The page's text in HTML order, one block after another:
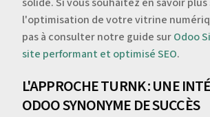
l'optimisation de votre vitrine
pas à consulter notre guide surOdoo
site performant et optimisé SEO.
L'APPROCHE TURNK : UNE
ODOO SYNONYME DE SUCCÈS